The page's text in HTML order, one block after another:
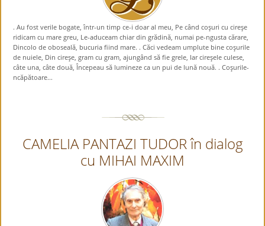
. Au fost verile bogate, într-un timp ce-i doar al meu, Pe când coşuri cu cireşe
ridicam cu mare greu, Le-aduceam chiar din grădină, numai pe-ngusta cărare,
Dincolo de oboseală, bucuria fiind mare. . Căci vedeam umplute bine coşurile
de nuiele, Din cireşe, gram cu gram, ajungând să fie grele, Iar cireşele culese,
câte una, câte două, Începeau să lumineze ca un pui de lună nouă. . Coşurile-
ncăpătoare...
CAMELIA PANTAZI TUDOR în dialog
cu MIHAI MAXIM